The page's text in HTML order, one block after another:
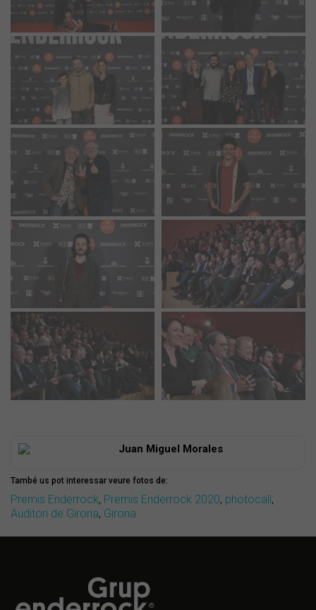
Juan Miguel Morales
També us pot interessar veure fotos de:
Premis Enderrock, Premis Enderrock 2020, photocall ,
Auditori de Girona, Girona